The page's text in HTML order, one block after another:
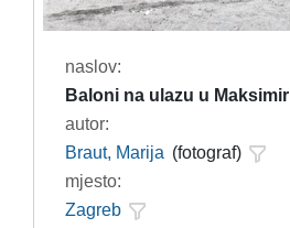
naslov:
Baloni na ulazu u Maksimir
autor:
Braut, Marija (fotograf)
mjesto:
Zagreb